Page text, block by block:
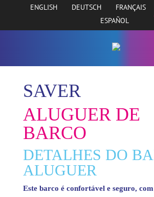
ENGLISH DEUTSCH FRANÇAIS
ESPAÑOL
SAVER
ALUGUER DE
BARCO
DETALHES DO
ALUGUER
Este barco é confortável e seguro,